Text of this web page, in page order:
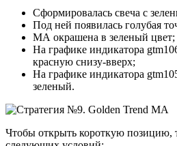
Сформировалась свеча с
Под ней появилась голубая
МА окрашена в зеленый цвет;
На графике индикатора
красную снизу-вверх;
На графике индикатора
зеленый.
Чтобы открыть короткую позицию,